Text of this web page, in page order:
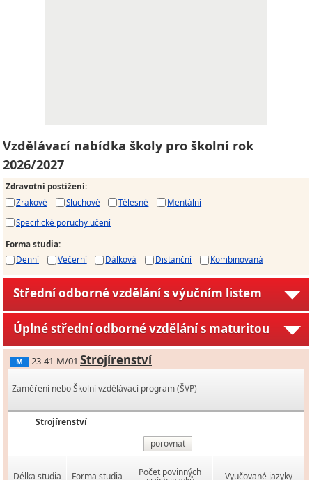
Vzdělávací nabídka školy pro školní rok
2026/2027
Zdravotní postižení:
Zrakové
Sluchové Tělesné
Mentální
Specifické poruchy učení
Forma studia:
Denní
Večerní Dálková Distanční Kombinovaná
Střední odborné vzdělání s výučním listem
Úplné střední odborné vzdělání s maturitou
M 23-41-M/01 Strojírenství
Zaměření nebo Školní vzdělávací program (ŠVP)
Strojírenství
porovnat
Délka studia Forma studia Počet povinných Vyučované jazyky